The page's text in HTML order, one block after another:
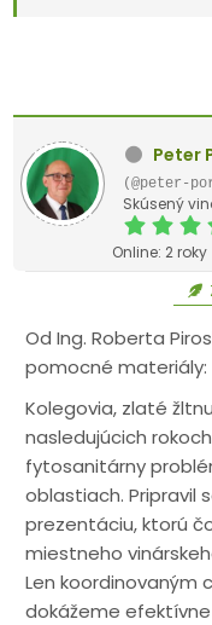
Peter
(@peter-
Skúsený
Online: 2 roky
Od Ing. Roberta
pomocné materiály:
Kolegovia, zlaté
nasledujúcich
fytosanitárny
oblastiach. Pripravil
prezentáciu, ktorú
miestneho
Len koordinovaným
dokážeme